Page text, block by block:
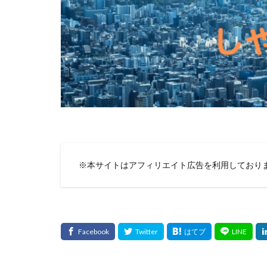
※本サイトはアフィリエイト広告を利用しており